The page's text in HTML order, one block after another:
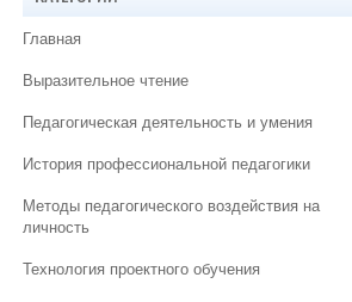
Главная
Выразительное чтение
Педагогическая деятельность и умения
История профессиональной педагогики
Методы педагогического воздействия на
личность
Технология проектного обучения